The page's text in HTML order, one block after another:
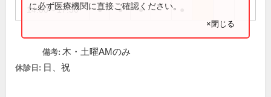
14:00～17:30 ● ● ●
に必ず医療機関に直接ご確認ください。
×閉じる
備考: 木・土曜AMのみ
休診日: 日、祝